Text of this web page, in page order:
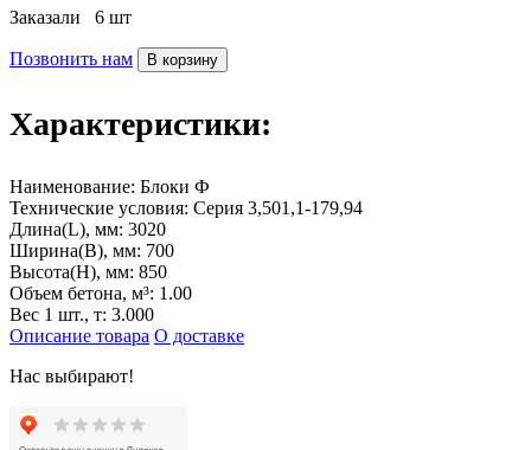
Заказали 6 шт
Позвонить нам В корзину
Характеристики:
Наименование: Блоки Ф
Технические условия: Серия 3,501,1-179,94
Длина(L), мм: 3020
Ширина(B), мм: 700
Высота(H), мм: 850
Объем бетона, м³: 1.00
Вес 1 шт., т: 3.000
Описание товара О доставке
Нас выбирают!